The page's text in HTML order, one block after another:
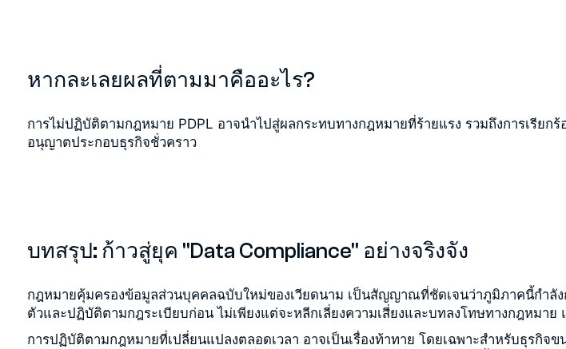
หากละเลยผลที่ตามมาคืออะไร?
การไม่ปฏิบัติตามกฎหมาย PDPL อาจนำไปสู่ผลกระทบทางกฎหมายที่ร้ายแรง รวมถึงการเรียก
อนุญาตประกอบธุรกิจชั่วคราว
บทสรุป: ก้าวสู่ยุค "Data Compliance" อย่างจริงจัง
กฎหมายคุ้มครองข้อมูลส่วนบุคคลฉบับใหม่ของเวียดนาม เป็นสัญญาณที่ชัดเจนว่าภูมิภาคนี้กำลัง
ตัวและปฏิบัติตามกฎระเบียบก่อน ไม่เพียงแต่จะหลีกเลี่ยงความเสี่ยงและบทลงโทษทางกฎหมา
การปฏิบัติตามกฎหมายที่เปลี่ยนแปลงตลอดเวลา อาจเป็นเรื่องท้าทาย โดยเฉพาะสำหรับธุรกิจ